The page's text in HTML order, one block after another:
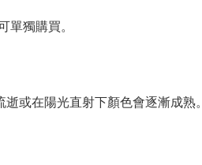
單獨購買。
或在陽光直射下顏色會逐漸成